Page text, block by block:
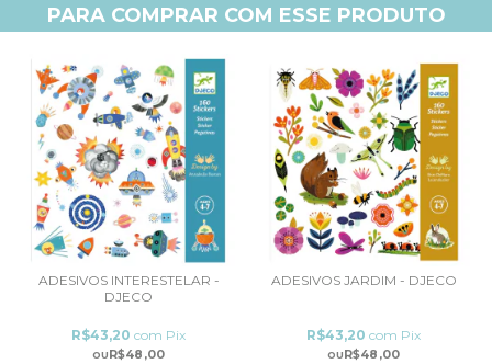
PARA COMPRAR COM ESSE PRODUTO
ADESIVOS INTERESTELAR -
DJECO
R$48,00
R$43,20 com Pix
ADESIVOS JARDIM - DJECO
R$48,00
R$43,20 com Pix